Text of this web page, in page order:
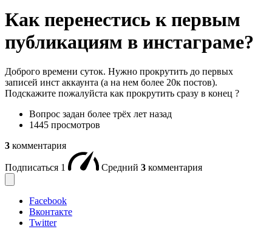
Как перенестись к первым
публикациям в инстаграме?
Доброго времени суток. Нужно прокрутить до первых
записей инст аккаунта (а на нем более 20к постов).
Подскажите пожалуйста как прокрутить сразу в конец ?
Вопрос задан более трёх лет назад
1445 просмотров
3 комментария
Подписаться 1 Средний 3 комментария
Facebook
Вконтакте
Twitter